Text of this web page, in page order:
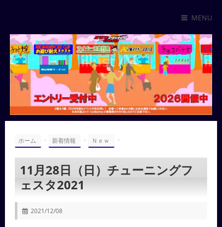
MENU
ホーム > 新着情報 > Ｎｅｗ >
11月28日（日）チューニングフ
ェスタ2021
2021/12/08